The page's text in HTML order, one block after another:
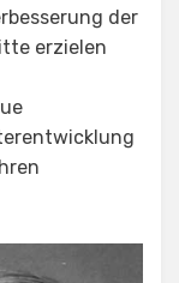
der
erzielen